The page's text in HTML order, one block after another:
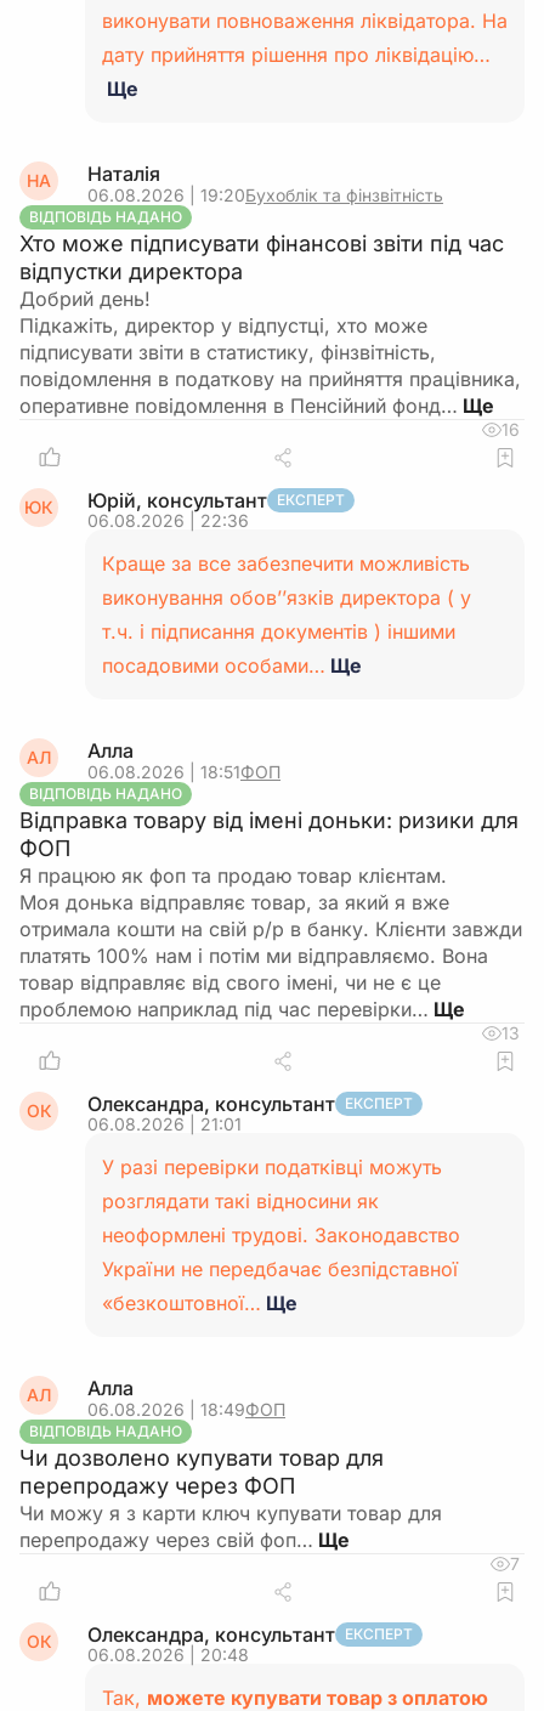
виконувати повноваження ліквідатора. На
дату прийняття рішення про ліквідацію…
Ще
НА Наталія
06.08.2026 | 19:20Бухоблік та фінзвітність
ВІДПОВІДЬ НАДАНО
Хто може підписувати фінансові звіти під час
відпустки директора
Добрий день!
Підкажіть, директор у відпустці, хто може
підписувати звіти в статистику, фінзвітність,
повідомлення в податкову на прийняття працівника,
оперативне повідомлення в Пенсійний фонд…
16
ЮК Юрій, консультант ЕКСПЕРТ
06.08.2026 | 22:36
Краще за все забезпечити можливість
виконування обов’’язків директора ( у
т.ч. і підписання документів ) іншими
посадовими особами… Ще
АЛ Алла
06.08.2026 | 18:51ФОП
ВІДПОВІДЬ НАДАНО
Відправка товару від імені доньки: ризики для
ФОП
Я працюю як фоп та продаю товар клієнтам.
Моя донька відправляє товар, за який я вже
отримала кошти на свій р/р в банку. Клієнти завжди
платять 100% нам і потім ми відправляємо. Вона
товар відправляє від свого імені, чи не є це
проблемою наприклад під час перевірки…
13
ОК Олександра, консультант ЕКСПЕРТ
06.08.2026 | 21:01
У разі перевірки податківці можуть
розглядати такі відносини як
неоформлені трудові. Законодавство
України не передбачає безпідставної
«безкоштовної… Ще
АЛ Алла
06.08.2026 | 18:49ФОП
ВІДПОВІДЬ НАДАНО
Чи дозволено купувати товар для
перепродажу через ФОП
Чи можу я з карти ключ купувати товар для
перепродажу через свій фоп…
7
ОК Олександра, консультант ЕКСПЕРТ
06.08.2026 | 20:48
Так, можете купувати товар з оплатою